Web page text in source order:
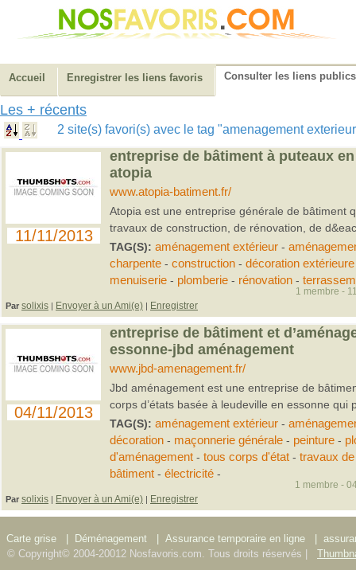
Accueil Enregistrer les liens favoris Consulter les liens publics
Les + récents
2 site(s) favori(s) avec le tag "amenagement
11/11/2013
entreprise de bâtiment à puteaux
atopia
www.atopia-batiment.fr/
Atopia est une entreprise générale de bâtiment
travaux de construction, de rénovation, de
TAG(S): aménagement extérieur-
charpente- construction- décoration extérieure
menuiserie- plomberie- rénovation-
Par solixis | Envoyer à un Ami(e) | Enregistrer
1 membre -
04/11/2013
entreprise de bâtiment et
essonne-jbd aménagement
www.jbd-amenagement.fr/
Jbd aménagement est une entreprise de
corps d’états basée à leudeville en essonne qui
TAG(S): aménagement extérieur-
décoration- maçonnerie générale- peinture-
d'aménagement- tous corps d'état- travaux
bâtiment- électricité-
Par solixis | Envoyer à un Ami(e) | Enregistrer
1 membre -
Carte grise Déménagement Assurance temporaire en ligne
© Copyright© 2004-20012 Nosfavoris.com. Tous droits réservés |